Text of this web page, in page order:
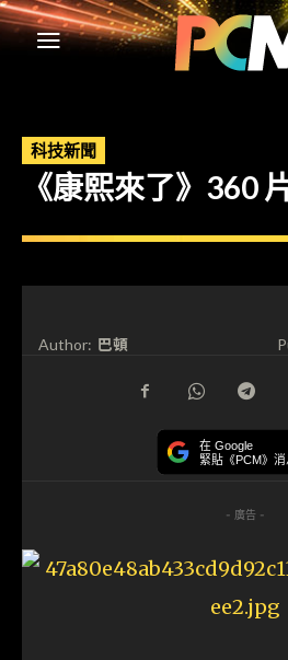
科技新聞
《康熙來了》360
Author: 巴頓
在 Google
緊貼《PCM》消
- 廣告 -